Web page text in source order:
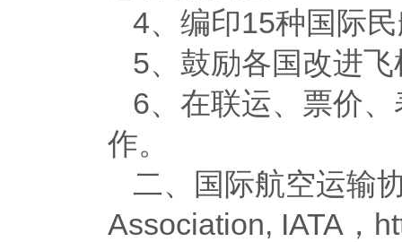
4、编印15种国际
5、鼓励各国改进
6、在联运、票价
作。
二、国际航空运输
Association, IATA，